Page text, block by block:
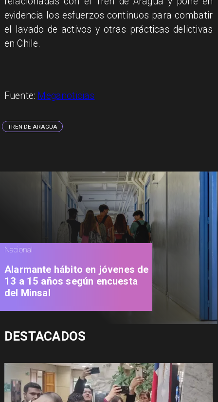
evidencia los esfuerzos continuos para combatir
el lavado de activos y otras prácticas delictivas
en Chile.
Fuente: Meganoticias
TREN DE ARAGUA
Nacional
Alarmante hábito en jóvenes de
13 a 15 años según encuesta
del Minsal
DESTACADOS